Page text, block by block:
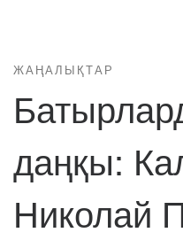
ЖАҢАЛЫҚТАР
даңқы:
Николай